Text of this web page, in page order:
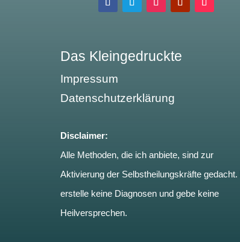
Das Kleingedruckte
Impressum
Datenschutzerklärung
Disclaimer:
Alle Methoden, die ich anbiete, sind zur
Aktivierung der Selbstheilungskräfte gedacht.
erstelle keine Diagnosen und gebe keine
Heilversprechen.